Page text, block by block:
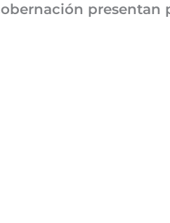
presentan